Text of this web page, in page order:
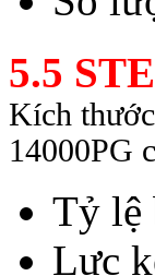
5.5
Kích
14000PG
Tỷ lệ
Lực